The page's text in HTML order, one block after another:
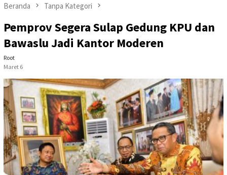
Beranda Tanpa Kategori
Pemprov Segera Sulap Gedung KPU dan
Bawaslu Jadi Kantor Moderen
Root
Maret 6